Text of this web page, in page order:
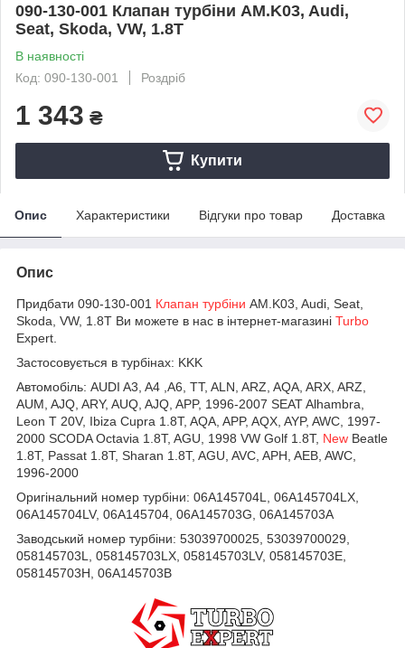
090-130-001 Клапан турбіни АМ.K03, Audi,
Seat, Skoda, VW, 1.8T
В наявності
Код: 090-130-001
Роздріб
1 343 ₴
Купити
Опис Характеристики Відгуки про товар Доставка
Опис
Придбати 090-130-001 Клапан турбіни АМ.K03, Audi, Seat,
Skoda, VW, 1.8T Ви можете в нас в інтернет-магазині Turbo
Expert.
Застосовується в турбінах: KKK
Автомобіль: AUDI A3, A4 ,A6, TT, ALN, ARZ, AQA, ARX, ARZ,
AUM, AJQ, ARY, AUQ, AJQ, APP, 1996-2007 SEAT Alhambra,
Leon T 20V, Ibiza Cupra 1.8T, AQA, APP, AQX, AYP, AWC, 1997-
2000 SCODA Octavia 1.8T, AGU, 1998 VW Golf 1.8T, New Beatle
1.8T, Passat 1.8T, Sharan 1.8T, AGU, AVC, APH, AEB, AWC,
1996-2000
Оригінальний номер турбіни: 06A145704L, 06A145704LX,
06A145704LV, 06A145704, 06A145703G, 06A145703A
Заводський номер турбіни: 53039700025, 53039700029,
058145703L, 058145703LX, 058145703LV, 058145703E,
058145703H, 06A145703B